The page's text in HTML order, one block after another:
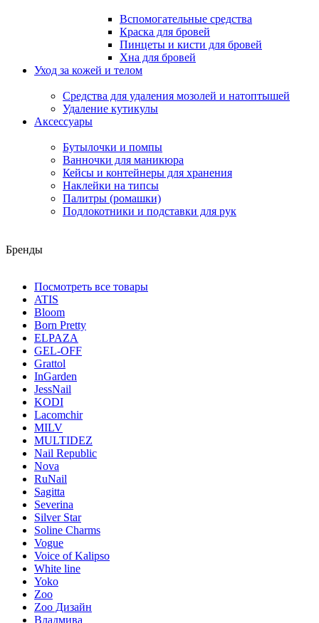
Вспомогательные средства
Краска для бровей
Пинцеты и кисти для бровей
Хна для бровей
Уход за кожей и телом
Средства для удаления мозолей и натоптышей
Удаление кутикулы
Аксессуары
Бутылочки и помпы
Ванночки для маникюра
Кейсы и контейнеры для хранения
Наклейки на типсы
Палитры (ромашки)
Подлокотники и подставки для рук
Бренды
Посмотреть все товары
ATIS
Bloom
Born Pretty
ELPAZA
GEL-OFF
Grattol
InGarden
JessNail
KODI
Lacomchir
MILV
MULTIDEZ
Nail Republic
Nova
RuNail
Sagitta
Severina
Silver Star
Soline Charms
Vogue
Voice of Kalipso
White line
Yoko
Zoo
Zoo Дизайн
Владмива